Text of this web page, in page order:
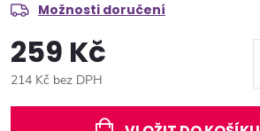
Možnosti doručení
259 Kč
214 Kč bez DPH